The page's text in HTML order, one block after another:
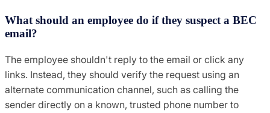
What should an employee do if they suspect a BEC
email?
The employee shouldn't reply to the email or click any
links. Instead, they should verify the request using an
alternate communication channel, such as calling the
sender directly on a known, trusted phone number to